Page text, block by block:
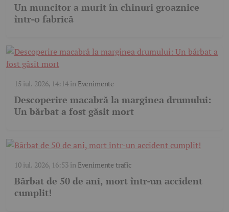
Un muncitor a murit în chinuri groaznice
într-o fabrică
15 iul. 2026, 14:14în Evenimente
Descoperire macabră la marginea drumului:
Un bărbat a fost găsit mort
10 iul. 2026, 16:53în Evenimente trafic
Bărbat de 50 de ani, mort într-un accident
cumplit!